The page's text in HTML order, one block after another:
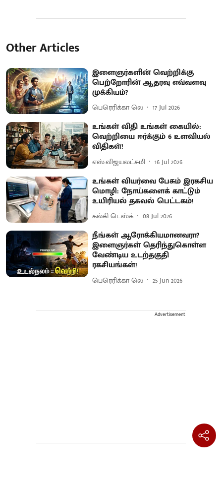
Other Articles
இளைஞர்களின் வெற்றிக்கு
பெற்றோரின் ஆதரவு எவ்வளவு
முக்கியம்?
பெரெரிக்கா லெ 17 Jul 2026
உங்கள் விதி உங்கள் கையில்:
வெற்றியை ஈர்க்கும் 6 உளவியல்
விதிகள்!
எஸ்.விஜயலட்சுமி 16 Jul 2026
உங்கள் வியர்வை பேசும் இரகசிய
மொழி: நோய்களைக் காட்டும்
உயிரியல் தகவல் பெட்டகம்!
கல்கி டெஸ்க் 08 Jul 2026
நீங்கள் ஆரோக்கியமானவரா?
இளைஞர்கள் தெரிந்துகொள்ள
வேண்டிய உடற்தகுதி
ரகசியங்கள்!
பெரெரிக்கா லெ 25 Jun 2026
Advertisement